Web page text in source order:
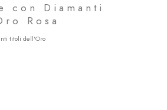
con Diamanti
Rosa